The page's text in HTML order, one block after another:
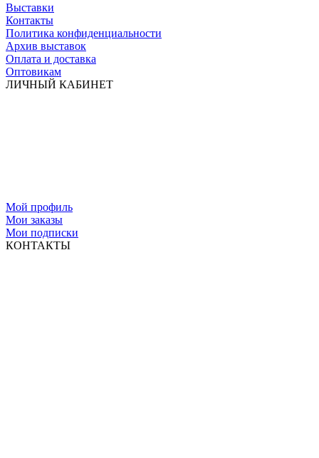
Выставки
Контакты
Политика конфиденциальности
Архив выставок
Оплата и доставка
Оптовикам
ЛИЧНЫЙ КАБИНЕТ
Мой профиль
Мои заказы
Мои подписки
КОНТАКТЫ